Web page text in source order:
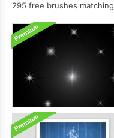
295 free brushes matching